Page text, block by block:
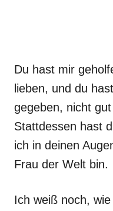
Du hast mir
lieben, und du
gegeben, nicht
Stattdessen hast
ich in deinen
Frau der Welt bin.
Ich weiß noch,